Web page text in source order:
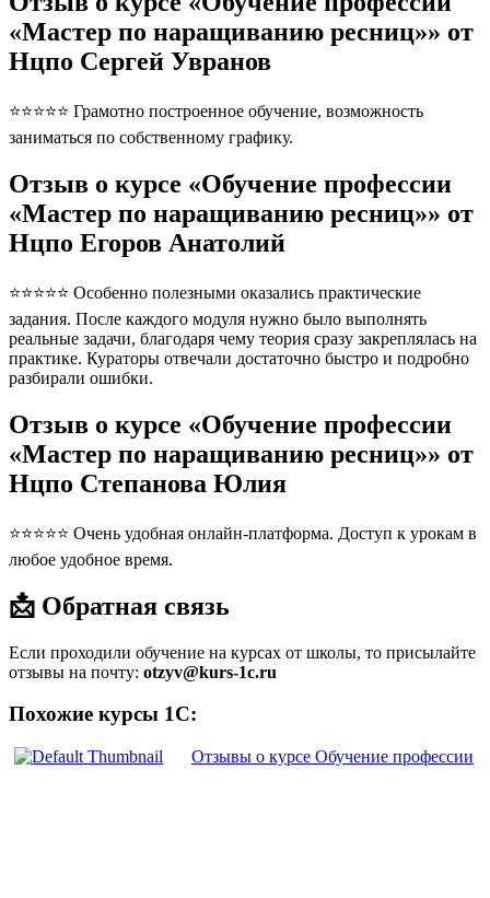
«Мастер по наращиванию ресниц»» от
Нцпо Сергей Увранов
⭐⭐⭐⭐⭐ Грамотно построенное обучение, возможность
заниматься по собственному графику.
Отзыв о курсе «Обучение профессии
«Мастер по наращиванию ресниц»» от
Нцпо Егоров Анатолий
⭐⭐⭐⭐⭐ Особенно полезными оказались практические
задания. После каждого модуля нужно было выполнять
реальные задачи, благодаря чему теория сразу закреплялась на
практике. Кураторы отвечали достаточно быстро и подробно
разбирали ошибки.
Отзыв о курсе «Обучение профессии
«Мастер по наращиванию ресниц»» от
Нцпо Степанова Юлия
⭐⭐⭐⭐⭐ Очень удобная онлайн-платформа. Доступ к урокам в
любое удобное время.
📩 Обратная связь
Если проходили обучение на курсах от школы, то присылайте
отзывы на почту: otzyv@kurs-1c.ru
Похожие курсы 1С:
Отзывы о курсе Обучение профессии